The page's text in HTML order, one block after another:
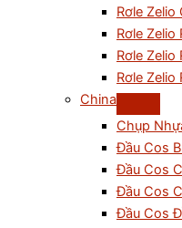
Rơle Zelio
Rơle Zelio
Rơle Zelio
Rơle Zelio
China
Chụp
Đầu Cos
Đầu Cos
Đầu Cos
Đầu Cos